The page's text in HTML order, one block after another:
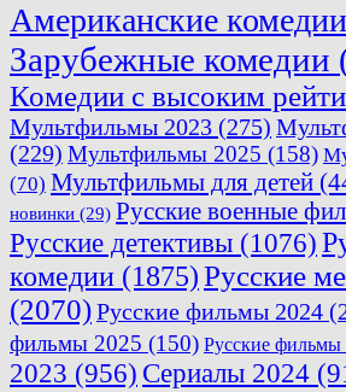
Американские комедии
Зарубежные комедии
Комедии с высоким
Мультфильмы 2023 (275)
(229) Мультфильмы 2025 (158)
(70) Мультфильмы для детей
новинки (29) Русские военные
Русские детективы (1076)
комедии (1875)Русские
(2070)Русские фильмы 2024
фильмы 2025 (150) Русские фильмы
2023 (956) Сериалы 2024